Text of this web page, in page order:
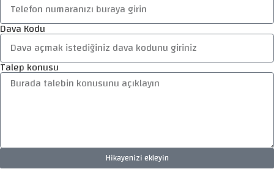
Dava Kodu
Talep konusu
Hikayenizi ekleyin